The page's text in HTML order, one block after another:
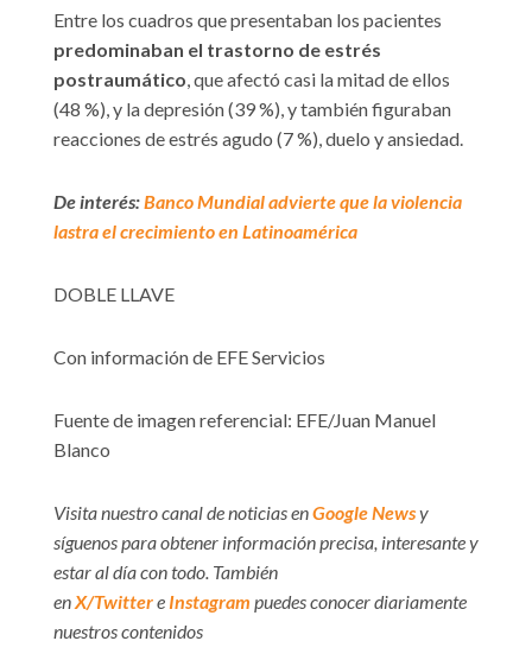
Entre los cuadros que presentaban los pacientes
predominaban el trastorno de estrés
postraumático, que afectó casi la mitad de ellos
(48 %), y la depresión (39 %), y también figuraban
reacciones de estrés agudo (7 %), duelo y ansiedad.
De interés:Banco Mundial advierte que la violencia
lastra el crecimiento en Latinoamérica
DOBLE LLAVE
Con información de EFE Servicios
Fuente de imagen referencial: EFE/Juan Manuel
Blanco
Visita nuestro canal de noticias enGoogle Newsy
síguenos para obtener información precisa, interesante y
estar al día con todo. También
enX/Twittere Instagram puedes conocer diariamente
nuestros contenidos